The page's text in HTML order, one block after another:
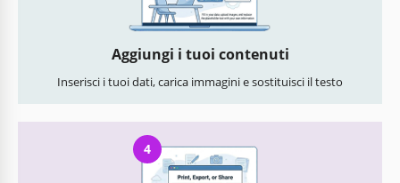
Aggiungi i tuoi contenuti
Inserisci i tuoi dati, carica immagini e sostituisci il testo
4